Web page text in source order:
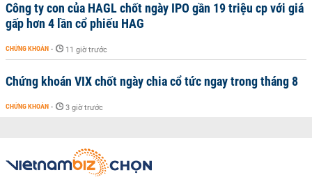
Công ty con của HAGL chốt ngày IPO gần 19 triệu cp với giá
gấp hơn 4 lần cổ phiếu HAG
CHỨNG KHOÁN - 11 giờ trước
Chứng khoán VIX chốt ngày chia cổ tức ngay trong tháng 8
CHỨNG KHOÁN - 3 giờ trước